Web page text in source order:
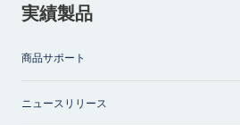
実績製品
商品サポート
ニュースリリース